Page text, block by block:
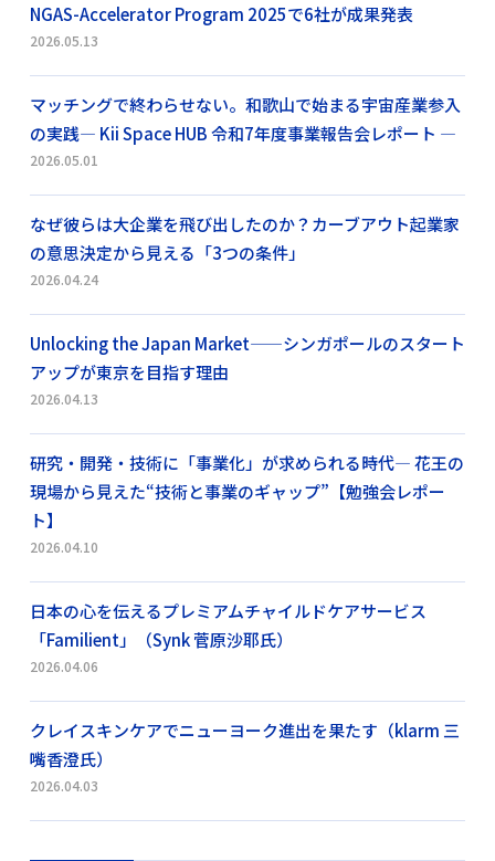
NGAS-Accelerator Program 2025で6社が成果発表
2026.05.13
マッチングで終わらせない。和歌山で始まる宇宙産業参入
の実践― Kii Space HUB 令和7年度事業報告会レポート ―
2026.05.01
なぜ彼らは大企業を飛び出したのか？カーブアウト起業家
の意思決定から見える「3つの条件」
2026.04.24
Unlocking the Japan Market——シンガポールのスタート
アップが東京を目指す理由
2026.04.13
研究・開発・技術に「事業化」が求められる時代― 花王の
現場から見えた“技術と事業のギャップ”【勉強会レポー
ト】
2026.04.10
日本の心を伝えるプレミアムチャイルドケアサービス
「Familient」（Synk 菅原沙耶氏）
2026.04.06
クレイスキンケアでニューヨーク進出を果たす（klarm 三
嘴香澄氏）
2026.04.03